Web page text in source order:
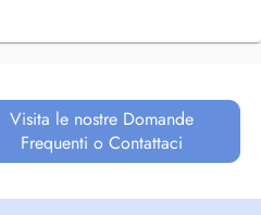
Visita le nostre Domande
Frequenti o Contattaci